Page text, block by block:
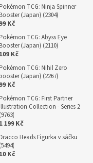
TCG: Ninja Spinner
(Japan) (2304)
99 Kč
TCG: Abyss Eye
(Japan) (2110)
109 Kč
TCG: Nihil Zero
(Japan) (2267)
99 Kč
TCG: First Partner
Collection - Series 2
(9763)
1 199 Kč
Heads Figurka v sáčku
(5494)
10 Kč